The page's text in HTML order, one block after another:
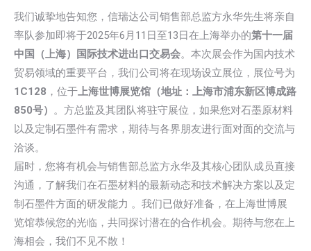
我们诚挚地告知您，信瑞达公司销售部总监方永华先生将亲自
率队参加即将于2025年6月11日至13日在上海举办的第十一届
中国（上海）国际技术进出口交易会。本次展会作为国内技术
贸易领域的重要平台，我们公司将在现场设立展位，展位号为
1C128 ，位于上海世博展览馆（地址：上海市浦东新区博成路
850号） 。方总监及其团队将驻守展位，如果您对石墨原材料
以及定制石墨件有需求，期待与各界朋友进行面对面的交流与
洽谈。
届时，您将有机会与销售部总监方永华及其核心团队成员直接
沟通，了解我们在石墨材料的最新动态和技术解决方案以及定
制石墨件方面的研发能力 。我们已做好准备，在上海世博展
览馆恭候您的光临，共同探讨潜在的合作机会。期待与您在上
海相会，我们不见不散！